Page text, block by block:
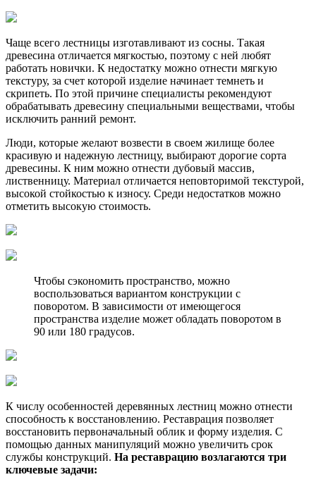
Чаще всего лестницы изготавливают из сосны. Такая
древесина отличается мягкостью, поэтому с ней любят
работать новички. К недостатку можно отнести мягкую
текстуру, за счет которой изделие начинает темнеть и
скрипеть. По этой причине специалисты рекомендуют
обрабатывать древесину специальными веществами, чтобы
исключить ранний ремонт.
Люди, которые желают возвести в своем жилище более
красивую и надежную лестницу, выбирают дорогие сорта
древесины. К ним можно отнести дубовый массив,
лиственницу. Материал отличается неповторимой текстурой,
высокой стойкостью к износу. Среди недостатков можно
отметить высокую стоимость.
Чтобы сэкономить пространство, можно
воспользоваться вариантом конструкции с
поворотом. В зависимости от имеющегося
пространства изделие может обладать поворотом в
90 или 180 градусов.
К числу особенностей деревянных лестниц можно отнести
способность к восстановлению. Реставрация позволяет
восстановить первоначальный облик и форму изделия. С
помощью данных манипуляций можно увеличить срок
службы конструкций. На реставрацию возлагаются три
ключевые задачи: